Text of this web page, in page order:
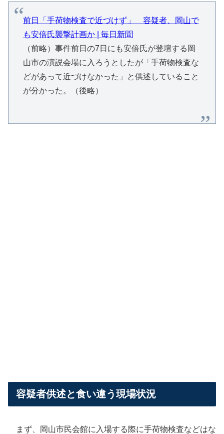
前日「手荷物検査で近づけず」 容疑者、岡山で
も安倍氏襲撃計画か | 毎日新聞
（前略）事件前日の7日にも安倍氏が登壇する岡
山市の演説会場に入ろうとしたが「手荷物検査な
どがあって近づけなかった」と供述していること
が分かった。（後略）
容疑者供述と食い違う現場状況
まず、岡山市民会館に入場する際に手荷物検査などはな